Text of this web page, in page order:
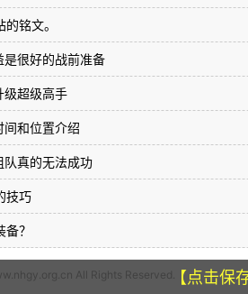
铭文。
很好的战前准备
级超级高手
和位置介绍
真的无法成功
技巧
？
All Rights Reserved.【点击保